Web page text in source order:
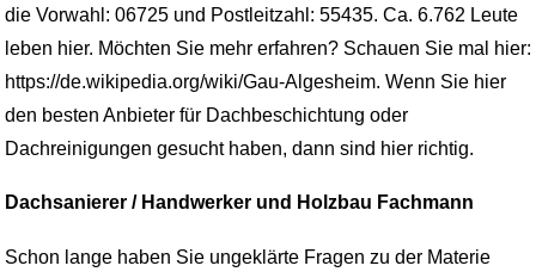
die Vorwahl: 06725 und Postleitzahl: 55435. Ca. 6.762 Leute
leben hier. Möchten Sie mehr erfahren? Schauen Sie mal hier:
https://de.wikipedia.org/wiki/Gau-Algesheim. Wenn Sie hier
den besten Anbieter für Dachbeschichtung oder
Dachreinigungen gesucht haben, dann sind hier richtig.
Dachsanierer / Handwerker und Holzbau Fachmann
Schon lange haben Sie ungeklärte Fragen zu der Materie